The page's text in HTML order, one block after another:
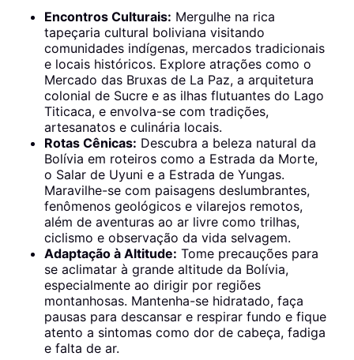
Encontros Culturais: Mergulhe na rica
tapeçaria cultural boliviana visitando
comunidades indígenas, mercados tradicionais
e locais históricos. Explore atrações como o
Mercado das Bruxas de La Paz, a arquitetura
colonial de Sucre e as ilhas flutuantes do Lago
Titicaca, e envolva-se com tradições,
artesanatos e culinária locais.
Rotas Cênicas: Descubra a beleza natural da
Bolívia em roteiros como a Estrada da Morte,
o Salar de Uyuni e a Estrada de Yungas.
Maravilhe-se com paisagens deslumbrantes,
fenômenos geológicos e vilarejos remotos,
além de aventuras ao ar livre como trilhas,
ciclismo e observação da vida selvagem.
Adaptação à Altitude: Tome precauções para
se aclimatar à grande altitude da Bolívia,
especialmente ao dirigir por regiões
montanhosas. Mantenha-se hidratado, faça
pausas para descansar e respirar fundo e fique
atento a sintomas como dor de cabeça, fadiga
e falta de ar.